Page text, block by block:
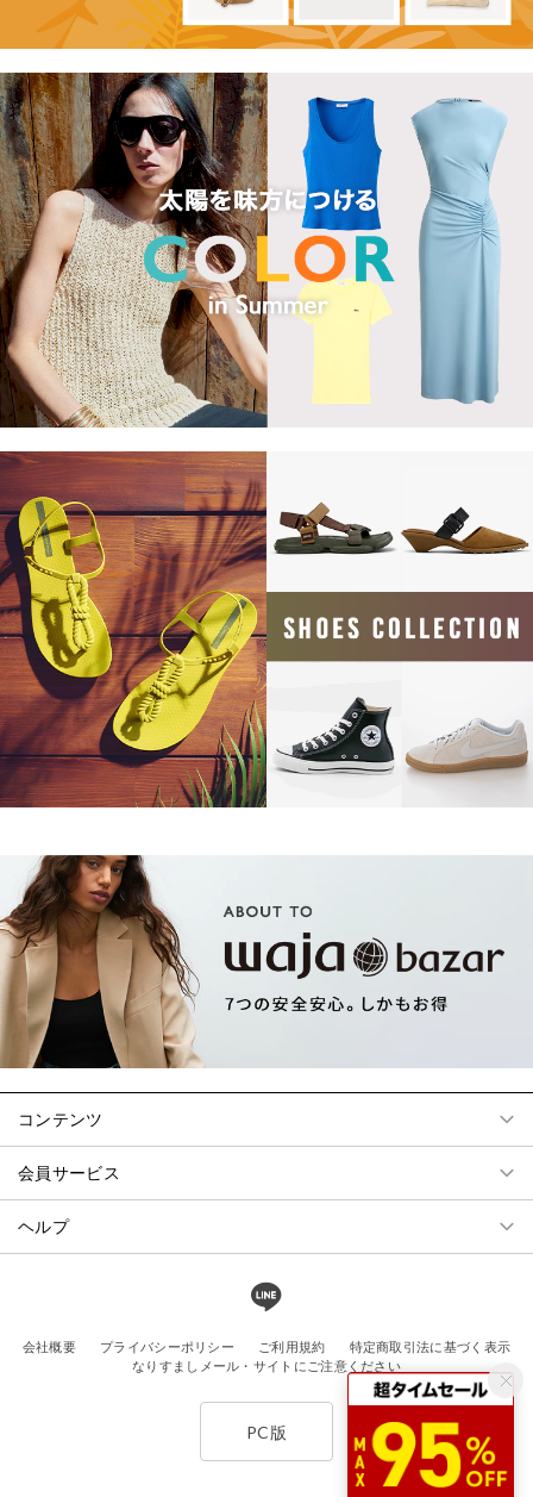
コンテンツ
会員サービス
ヘルプ
会社概要 プライバシーポリシー ご利用規約
特定商取引法に基づく表示
なりすましメール・サイトにご注意ください
PC版